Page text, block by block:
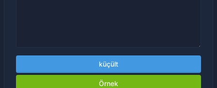
küçült
Örnek